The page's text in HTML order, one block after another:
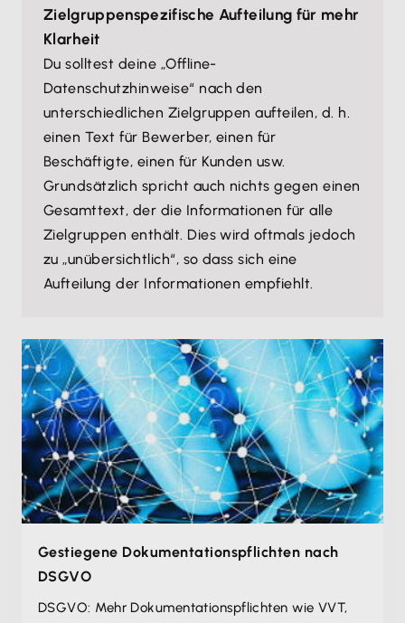
Zielgruppenspezifische Aufteilung für mehr
Klarheit
Du solltest deine „Offline-
Datenschutzhinweise“ nach den
unterschiedlichen Zielgruppen aufteilen, d. h.
einen Text für Bewerber, einen für
Beschäftigte, einen für Kunden usw.
Grundsätzlich spricht auch nichts gegen einen
Gesamttext, der die Informationen für alle
Zielgruppen enthält. Dies wird oftmals jedoch
zu „unübersichtlich“, so dass sich eine
Aufteilung der Informationen empfiehlt.
Gestiegene Dokumentations­pflichten nach
DSGVO
DSGVO: Mehr Dokumentations­pflichten wie VVT,